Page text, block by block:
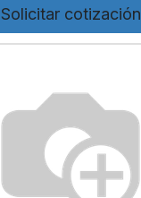
Solicitar cotización